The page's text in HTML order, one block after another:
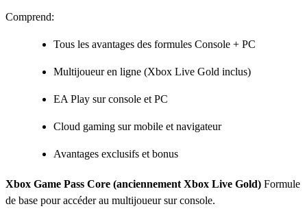
Comprend:
Tous les avantages des formules Console + PC
Multijoueur en ligne (Xbox Live Gold inclus)
EA Play sur console et PC
Cloud gaming sur mobile et navigateur
Avantages exclusifs et bonus
Xbox Game Pass Core (anciennement Xbox Live Gold) Formule
de base pour accéder au multijoueur sur console.